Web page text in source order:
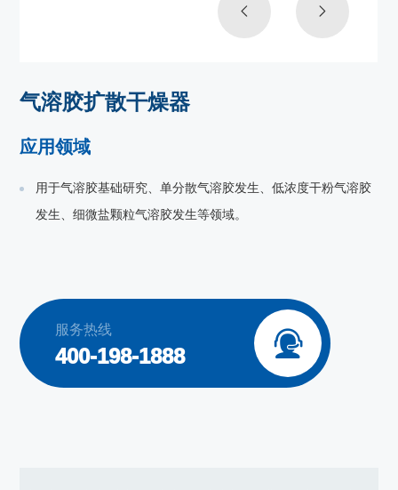
气溶胶扩散干燥器
应用领域
用于气溶胶基础研究、单分散气溶胶发生、低浓度干粉气溶胶
发生、细微盐颗粒气溶胶发生等领域。
服务热线
400-198-1888 